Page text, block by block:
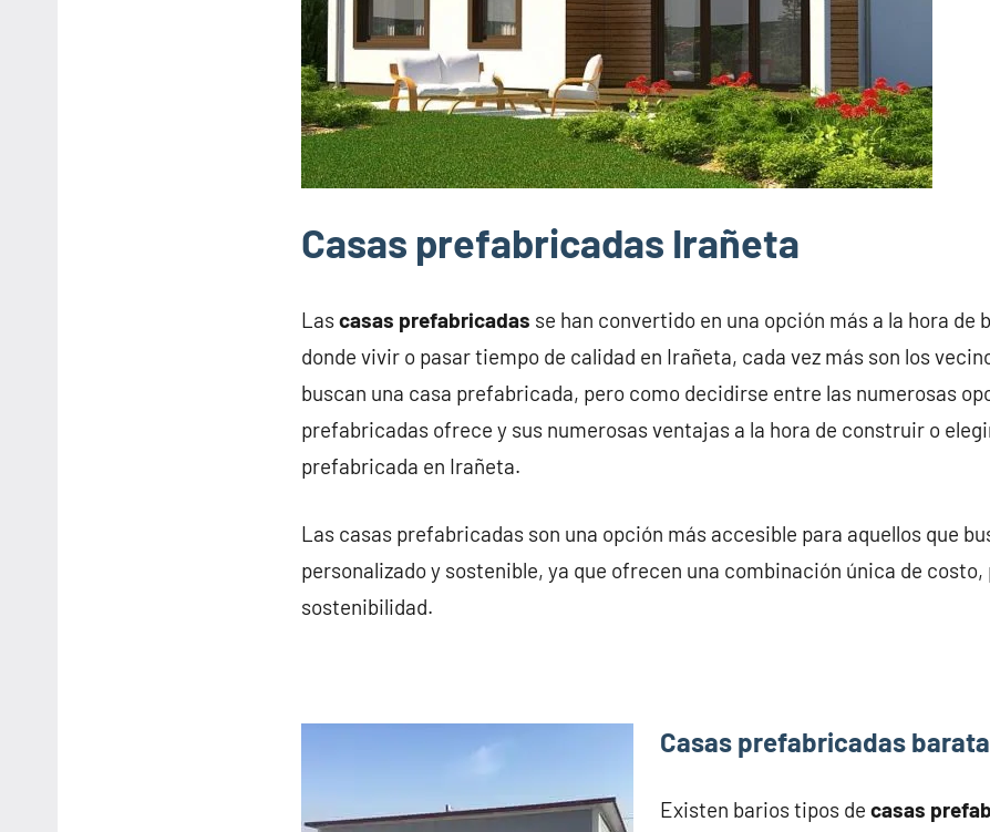
Casas prefabricadas Irañeta
Lascasas prefabricadas se han convertido en una opción más a la hora de
donde vivir o pasar tiempo de calidad en Irañeta, cada vez más son los
buscan una casa prefabricada, pero como decidirse entre las numerosas
prefabricadas ofrece y sus numerosas ventajas a la hora de construir o
prefabricada en Irañeta.
Las casas prefabricadas son una opción más accesible para aquellos que
personalizado y sostenible, ya que ofrecen una combinación única de
sostenibilidad.
Casas prefabricadas
Existen barios tipos de casas